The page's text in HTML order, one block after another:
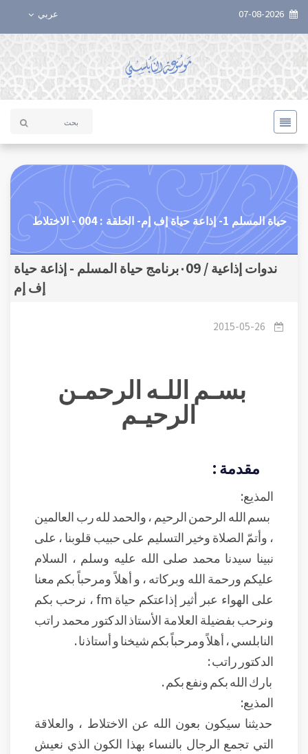
عربي
حياة المسلم 1- إذاعة حياة إف إم- الحلقة : 004 - الاختلاط
ندوات إذاعية / ٠09برنامج حياة المسلم - إذاعة حياة
إف إم
2015-05-26
بسـم اللـه الرحمـن
الرحيـم
مقدمة :
المذيع:
بسم الله الرحمن الرحيم ، والحمد لله رب العالمين
، وأتمّ الصلاة وخير التسليم على حبيب قلوبنا ، على
نبينا سيدنا محمد صلى الله عليه وسلم ، السلام
عليكم ورحمة الله وبركاته ، و أهلاً ومرحباً بكم معنا
على الهواء عبر أثير إذاعتكم حياة fm ، نرحب بكم
ونرحب بفضيلة العلامة الأستاذ الدكتور محمد راتب
النابلسي ، أهلاً ومرحباً بكم شيخنا و أستاذنا .
الدكتور راتب :
بارك الله بكم ونفع بكم .
المذيع:
حديثنا سيكون بعون الله عن الاختلاط ، والعلاقة
التي تجمع الرجال بالنساء بهذا الكون الذي نعيش